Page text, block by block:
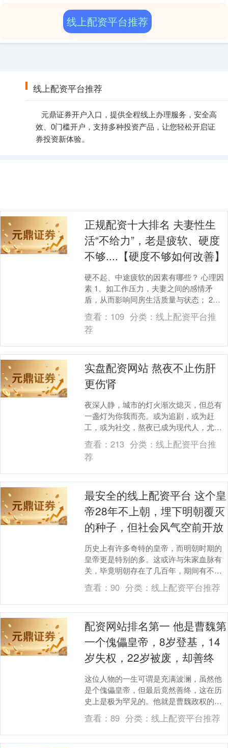
线上配资平台推荐
元鼎证券开户入口，提供全程线上办理服务，安全高
效、0门槛开户，支持多种投资产品，让您轻松开启证
券投资新体验。
线上配资平台推荐
正规配资十大排名 夫妻性生
活“不给力”，老是疲软、硬度
不够....【硬度不够如何改善】
硬不起、中途疲软的因素有哪些？ 心理因
素 1、如工作压力，夫妻之间的感情矛
盾，从而影响同房生活质量与状态； 2、
同房生活时，伴侣表现出兴致不高，把同
房生活当做任....
查看： 109 分类： 线上配资平台推
荐
实盘配资网站 熬夜不止伤肝
更伤肾
夜深人静，城市的灯火渐次熄灭，但总有
一盏灯为你我而亮。或为追剧，或为赶
工，或为社交，熬夜已成为现代人，尤其
是都市年轻人的生活常态。大家都知道熬
夜会伤肝、伤眼、让....
查看：213 分类： 线上配资平台推
荐
最安全的线上配资平台 这个皇
帝28年不上朝，埋下明朝覆灭
的种子，但社会风气空前开放
历史上有许多奇特的皇帝，而明朝时期的
皇帝更是特别的多。这或许与朱家血脉有
关，毕竟明朝存在了几百年，期间有不少
皇帝的行为十分另类。例如，有些皇帝喜
欢做木匠，有些则....
查看：90 分类： 线上配资平台推荐
配资网站排名第一 他是曹魏第
一个傀儡皇帝，8岁登基，14
岁失权，22岁被废，却善终
这位人物的一生可谓是充满波澜，虽然他
是个傀儡皇帝，但最后竟然善终，这在历
史上是极为罕见的。他就是曹魏政权的第
一个傀儡皇帝——曹芳。曹芳的前任皇帝
是魏明帝曹睿。魏....
查看：89 分类： 线上配资平台推荐